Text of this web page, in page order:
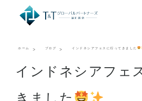
ホーム ブログ インドネシアフェスに行ってきました
インドネシアフェ